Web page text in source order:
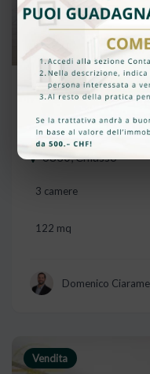
LUMINOSO
6830, Chiasso
3 camere
122 mq
Domenico
Vendita